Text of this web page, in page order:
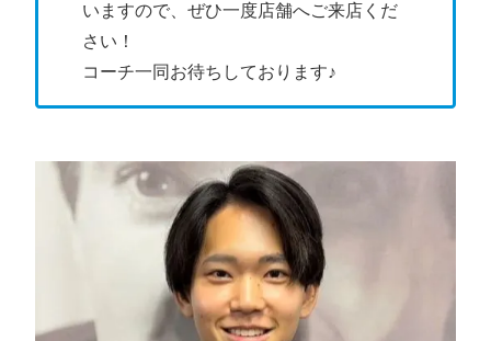
いますので、ぜひ一度店舗へご来店くだ
さい！
コーチ一同お待ちしております♪